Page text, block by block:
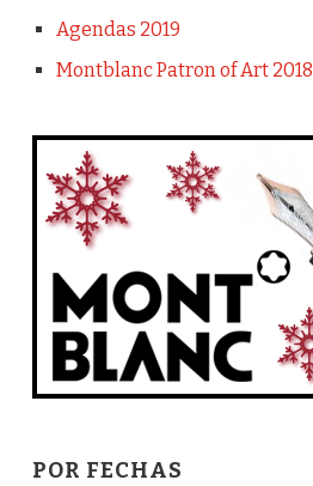
Agendas 2019
Montblanc Patron of Art 2018
POR FECHAS